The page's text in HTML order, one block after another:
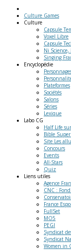
Culture Games
Culture
Capsule
Voxel Libre
Capsule
Ni
Singing
Encyclopédie
Plateformes
Sociétés
Salons
Séries
Lexique
Labo CG
Half Life
Bible
Site Les
Concours
Events
All-Stars
Quiz
Liens utiles
Agence
CNC :
France
FullSet
MO5
PEGI
Syndicat
Syndicat
Women in